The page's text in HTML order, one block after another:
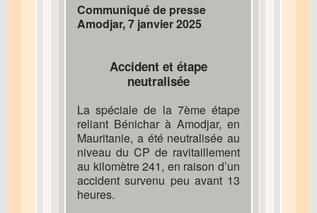
Communiqué de presse
Amodjar, 7 janvier 2025
Accident et étape
neutralisée
La spéciale de la 7ème étape
reliant Bénichar à Amodjar, en
Mauritanie, a été neutralisée au
niveau du CP de ravitaillement
au kilomètre 241, en raison d’un
accident survenu peu avant 13
heures.